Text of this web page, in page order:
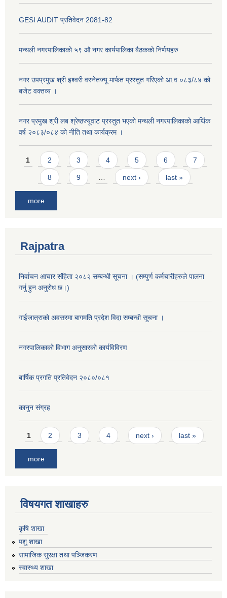
GESI AUDIT प्रतिवेदन 2081-82
मन्थली नगरपालिकाको ५९ औ नगर कार्यपालिका बैठकको निर्णयहरु
नगर उपप्रमुख श्री इश्वरी वस्नेतज्यू मार्फत प्रस्तुत गरिएको आ.व ०८३/८४ को
बजेट वक्तव्य ।
नगर प्रमुख श्री लब श्रेष्ठज्यूवाट प्रस्तुत भएको मन्थली नगरपालिकाको आर्थिक
वर्ष २०८३/०८४ को नीति तथा कार्यक्रम ।
Pages
1 2 3 4 5 6 7
8 9 next › last »
more
Rajpatra
निर्वाचन आचार संहिता २०८२ सम्बन्धी सूचना । (सम्पुर्ण कर्मचारीहरुले पालना
गर्नु हुन अनुरोध छ।)
गाईजात्राको अवसरमा बागमति प्रदेश विदा सम्बन्धी सूचना ।
नगरपालिकाको विभाग अनुसारको कार्यविविरण
बार्षिक प्रगति प्रतिवेदन २०८०/०८१
कानुन संग्रह
Pages
1 2 3 4 next › last »
more
विषयगत शाखाहरु
कृषि शाखा
पशु शाखा
सामाजिक सुरक्षा तथा पञ्जिकरण
स्वास्थ्य शाखा